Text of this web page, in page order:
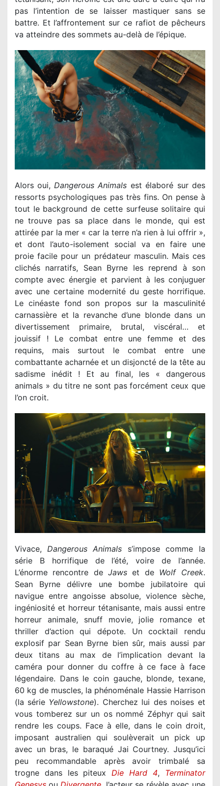
pas l’intention de se laisser mastiquer sans se
battre. Et l’affrontement sur ce rafiot de pêcheurs
va atteindre des sommets au-delà de l’épique.
Alors oui, Dangerous Animals est élaboré sur des
ressorts psychologiques pas très fins. On pense à
tout le background de cette surfeuse solitaire qui
ne trouve pas sa place dans le monde, qui est
attirée par la mer « car la terre n’a rien à lui offrir »,
et dont l’auto-isolement social va en faire une
proie facile pour un prédateur masculin. Mais ces
clichés narratifs, Sean Byrne les reprend à son
compte avec énergie et parvient à les conjuguer
avec une certaine modernité du geste horrifique.
Le cinéaste fond son propos sur la masculinité
carnassière et la revanche d’une blonde dans un
divertissement primaire, brutal, viscéral… et
jouissif ! Le combat entre une femme et des
requins, mais surtout le combat entre une
combattante acharnée et un disjoncté de la tête au
sadisme inédit ! Et au final, les « dangerous
animals » du titre ne sont pas forcément ceux que
l’on croit.
Vivace, Dangerous Animals s’impose comme la
série B horrifique de l’été, voire de l’année.
L’énorme rencontre de Jaws et de Wolf Creek.
Sean Byrne délivre une bombe jubilatoire qui
navigue entre angoisse absolue, violence sèche,
ingéniosité et horreur tétanisante, mais aussi entre
horreur animale, snuff movie, jolie romance et
thriller d’action qui dépote. Un cocktail rendu
explosif par Sean Byrne bien sûr, mais aussi par
deux titans au max de l’implication devant la
caméra pour donner du coffre à ce face à face
légendaire. Dans le coin gauche, blonde, texane,
60 kg de muscles, la phénoménale Hassie Harrison
(la série Yellowstone). Cherchez lui des noises et
vous tomberez sur un os nommé Zéphyr qui sait
rendre les coups. Face à elle, dans le coin droit,
imposant australien qui soulèverait un pick up
avec un bras, le baraqué Jai Courtney. Jusqu’ici
peu recommandable après avoir trimbalé sa
trogne dans les piteux Die Hard 4, Terminator